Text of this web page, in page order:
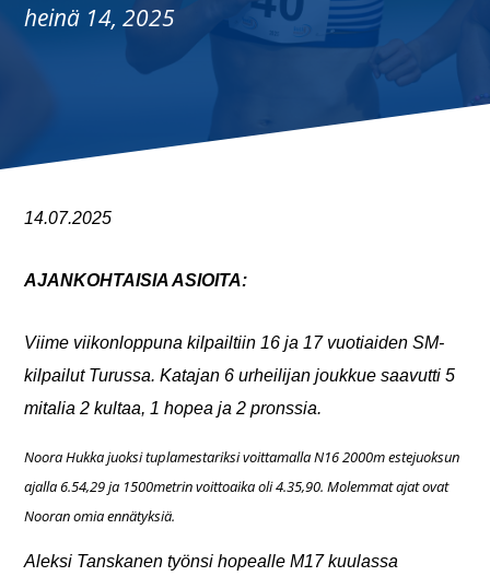
heinä 14, 2025
14.07.2025
AJANKOHTAISIA ASIOITA:
Viime viikonloppuna kilpailtiin 16 ja 17 vuotiaiden SM-
kilpailut Turussa. Katajan 6 urheilijan joukkue saavutti 5
mitalia 2 kultaa, 1 hopea ja 2 pronssia.
Noora Hukka juoksi tuplamestariksi voittamalla N16 2000m estejuoksun
ajalla 6.54,29 ja 1500metrin voittoaika oli 4.35,90. Molemmat ajat ovat
Nooran omia ennätyksiä.
Aleksi Tanskanen työnsi hopealle M17 kuulassa